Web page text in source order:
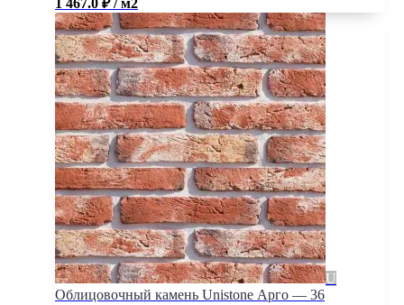
1 467.0 ₽ / м2
Облицовочный камень Unistone Арго — 36